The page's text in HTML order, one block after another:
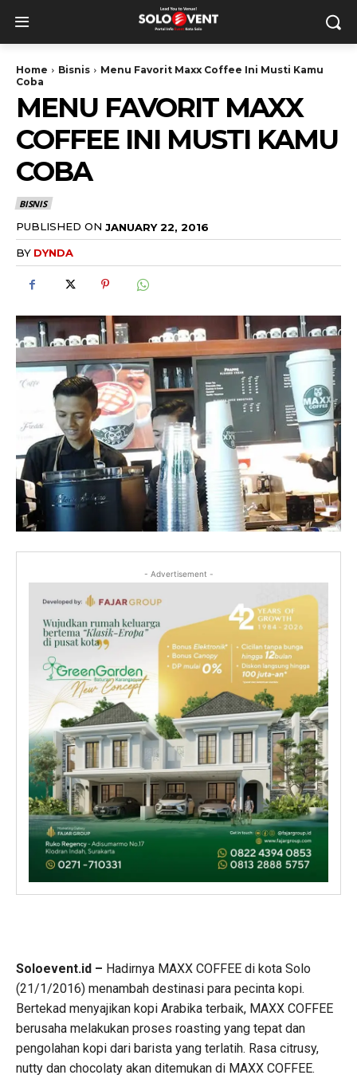
Home Bisnis
Menu Favorit Maxx Coffee Ini Musti Kamu
Coba
MENU FAVORIT MAXX
COFFEE INI MUSTI KAMU
COBA
BISNIS
PUBLISHED ON JANUARY 22, 2016
BY DYNDA
- Advertisement -
Soloevent.id – Hadirnya MAXX COFFEE di kota Solo
(21/1/2016) menambah destinasi para pecinta kopi.
Bertekad menyajikan kopi Arabika terbaik, MAXX COFFEE
berusaha melakukan proses roasting yang tepat dan
pengolahan kopi dari barista yang terlatih. Rasa citrusy,
nutty dan chocolaty akan ditemukan di MAXX COFFEE.